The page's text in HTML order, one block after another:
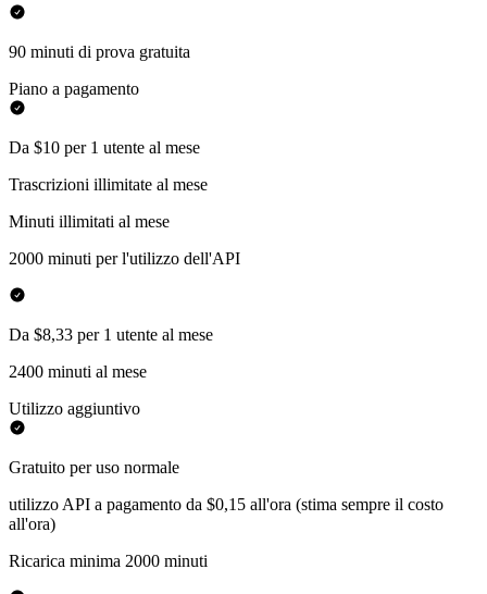
90 minuti di prova gratuita
Piano a pagamento
Da $10 per 1 utente al mese
Trascrizioni illimitate al mese
Minuti illimitati al mese
2000 minuti per l'utilizzo dell'API
Da $8,33 per 1 utente al mese
2400 minuti al mese
Utilizzo aggiuntivo
Gratuito per uso normale
utilizzo API a pagamento da $0,15 all'ora (stima sempre il costo
all'ora)
Ricarica minima 2000 minuti